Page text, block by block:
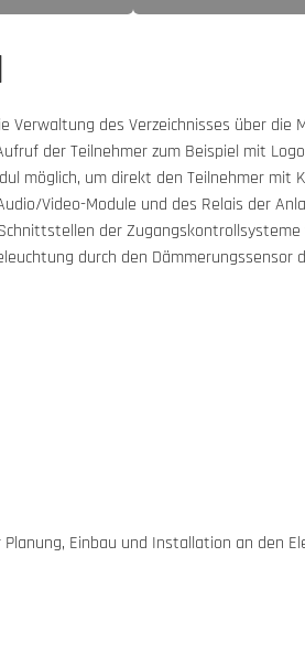
des Verzeichnisses über die
der Teilnehmer zum Beispiel mit
möglich, um direkt den Teilnehmer mit
Video-Module und des Relais der
der
durch den Dämmerungssensor
Einbau und Installation an den